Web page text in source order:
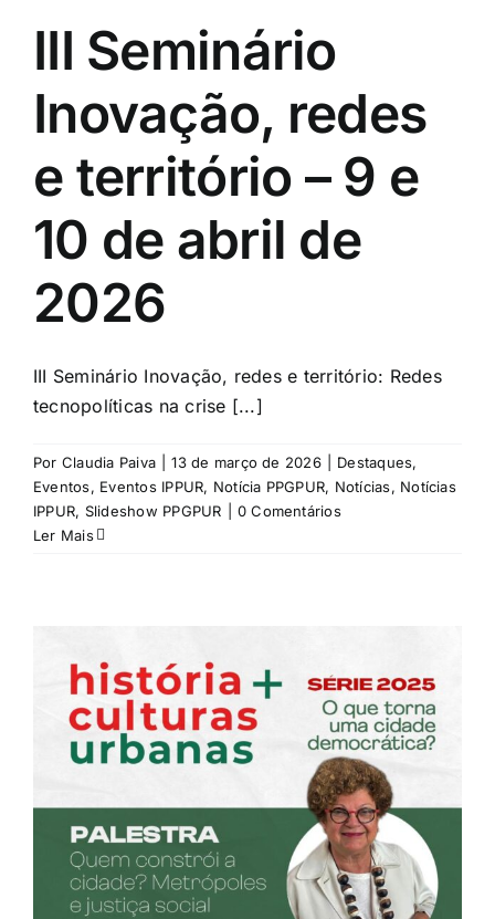
III Seminário
Inovação, redes
e território – 9 e
10 de abril de
2026
III Seminário Inovação, redes e território: Redes
tecnopolíticas na crise [...]
Por Claudia Paiva 13 de março de 2026 Destaques,
Eventos, Eventos IPPUR, Notícia PPGPUR, Notícias, Notícias
IPPUR, Slideshow PPGPUR
0 Comentários
Ler Mais